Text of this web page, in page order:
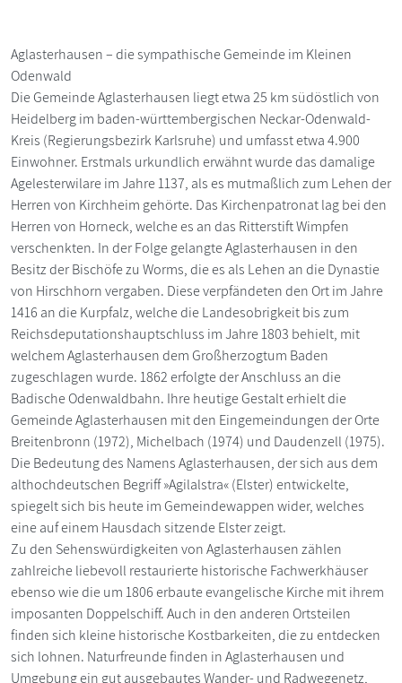
Aglasterhausen – die sympathische Gemeinde im Kleinen
Odenwald
Die Gemeinde Aglasterhausen liegt etwa 25 km südöstlich von
Heidelberg im baden-württembergischen Neckar-Odenwald-
Kreis (Regierungsbezirk Karlsruhe) und umfasst etwa 4.900
Einwohner. Erstmals urkundlich erwähnt wurde das damalige
Agelesterwilare im Jahre 1137, als es mutmaßlich zum Lehen der
Herren von Kirchheim gehörte. Das Kirchenpatronat lag bei den
Herren von Horneck, welche es an das Ritterstift Wimpfen
verschenkten. In der Folge gelangte Aglasterhausen in den
Besitz der Bischöfe zu Worms, die es als Lehen an die Dynastie
von Hirschhorn vergaben. Diese verpfändeten den Ort im Jahre
1416 an die Kurpfalz, welche die Landesobrigkeit bis zum
Reichsdeputationshauptschluss im Jahre 1803 behielt, mit
welchem Aglasterhausen dem Großherzogtum Baden
zugeschlagen wurde. 1862 erfolgte der Anschluss an die
Badische Odenwaldbahn. Ihre heutige Gestalt erhielt die
Gemeinde Aglasterhausen mit den Eingemeindungen der Orte
Breitenbronn (1972), Michelbach (1974) und Daudenzell (1975).
Die Bedeutung des Namens Aglasterhausen, der sich aus dem
althochdeutschen Begriff »Agilalstra« (Elster) entwickelte,
spiegelt sich bis heute im Gemeindewappen wider, welches
eine auf einem Hausdach sitzende Elster zeigt.
Zu den Sehenswürdigkeiten von Aglasterhausen zählen
zahlreiche liebevoll restaurierte historische Fachwerkhäuser
ebenso wie die um 1806 erbaute evangelische Kirche mit ihrem
imposanten Doppelschiff. Auch in den anderen Ortsteilen
finden sich kleine historische Kostbarkeiten, die zu entdecken
sich lohnen. Naturfreunde finden in Aglasterhausen und
Umgebung ein gut ausgebautes Wander- und Radwegenetz,